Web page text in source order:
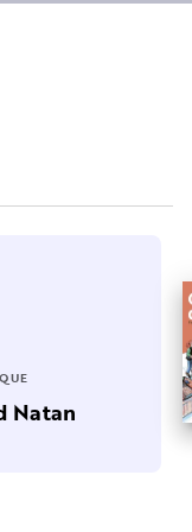
Natan